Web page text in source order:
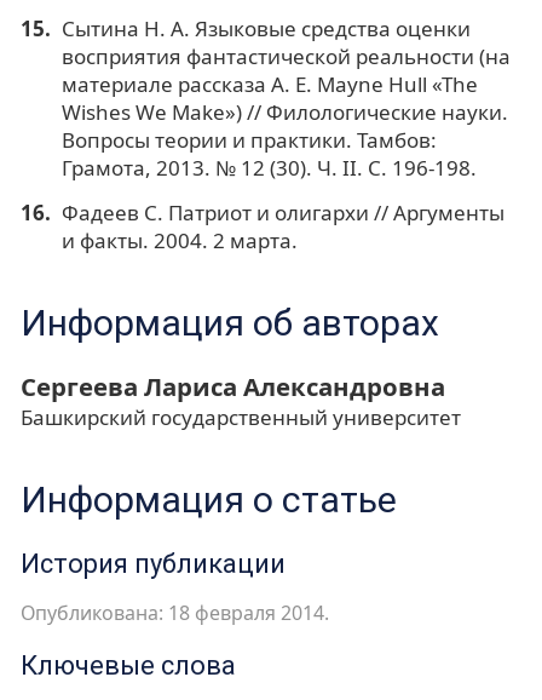
Сытина Н. А. Языковые средства оценки
восприятия фантастической реальности (на
материале рассказа A. E. Mayne Hull «The
Wishes We Make») // Филологические науки.
Вопросы теории и практики. Тамбов:
Грамота, 2013. № 12 (30). Ч. II. С. 196-198.
Фадеев С. Патриот и олигархи // Аргументы
и факты. 2004. 2 марта.
Информация об авторах
Сергеева Лариса Александровна
Башкирский государственный университет
Информация о статье
История публикации
Опубликована: 18 февраля 2014.
Ключевые слова